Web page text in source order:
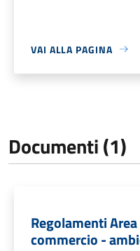
VAI ALLA PAGINA
Documenti (1)
Regolamenti
commercio -